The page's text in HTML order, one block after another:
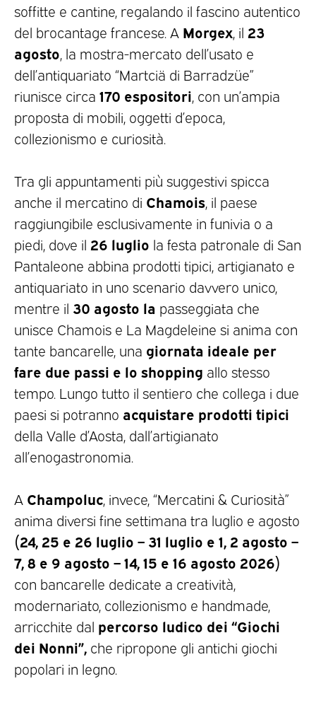
soffitte e cantine, regalando il fascino autentico
del brocantage francese. A Morgex , il 23
agosto , la mostra-mercato dell’usato e
dell’antiquariato “Martciä di Barradzüe”
riunisce circa 170 espositori , con un’ampia
proposta di mobili, oggetti d’epoca,
collezionismo e curiosità.
Tra gli appuntamenti più suggestivi spicca
anche il mercatino di Chamois , il paese
raggiungibile esclusivamente in funivia o a
piedi, dove il 26 luglio la festa patronale di San
Pantaleone abbina prodotti tipici, artigianato e
antiquariato in uno scenario davvero unico,
mentre il 30 agosto la passeggiata che
unisce Chamois e La Magdeleine si anima con
tante bancarelle, una giornata ideale per
fare due passi e lo shopping allo stesso
tempo. Lungo tutto il sentiero che collega i due
paesi si potranno acquistare prodotti tipici
della Valle d’Aosta, dall’artigianato
all’enogastronomia.
A Champoluc , invece, “Mercatini & Curiosità”
anima diversi fine settimana tra luglio e agosto
(24, 25 e 26 luglio – 31 luglio e 1, 2 agosto –
7, 8 e 9 agosto – 14, 15 e 16 agosto 2026)
con bancarelle dedicate a creatività,
modernariato, collezionismo e handmade,
arricchite dal percorso ludico dei “Giochi
dei Nonni”, che ripropone gli antichi giochi
popolari in legno.